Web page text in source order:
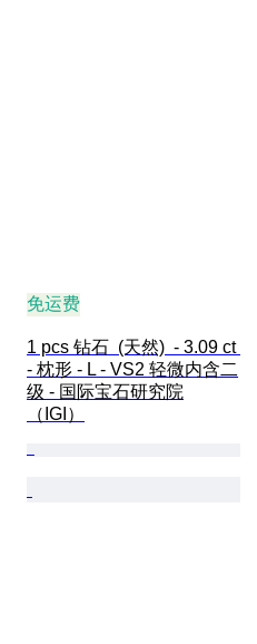
免运费
1 pcs 钻石  (天然)  - 3.09 ct
- 枕形 - L - VS2 轻微内含二
级 - 国际宝石研究院
（IGI）